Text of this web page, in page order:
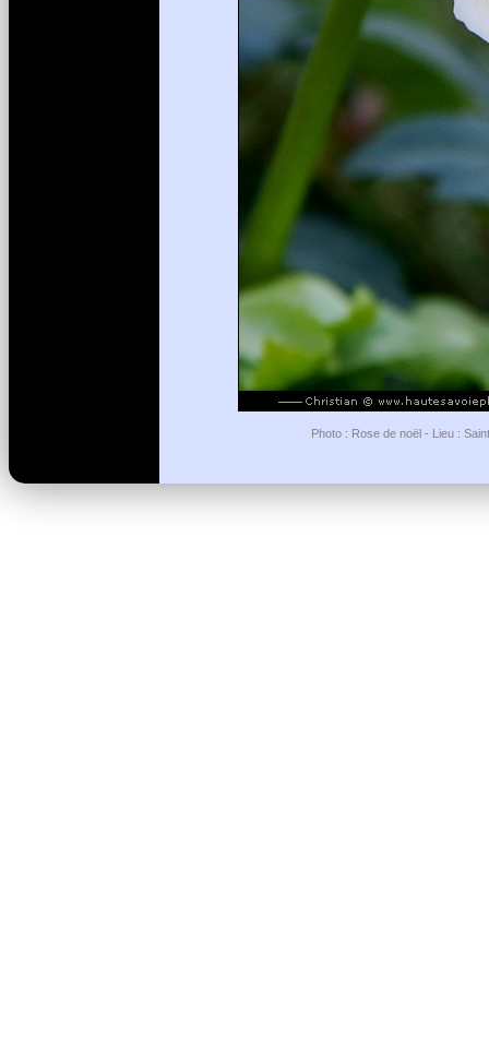
Photo : Rose de noël - Lieu :